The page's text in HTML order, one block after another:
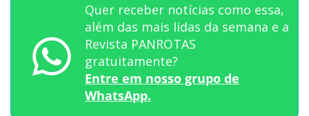
Quer receber notícias como essa,
além das mais lidas da semana e a
Revista PANROTAS
gratuitamente?
Entre em nosso grupo de
WhatsApp.